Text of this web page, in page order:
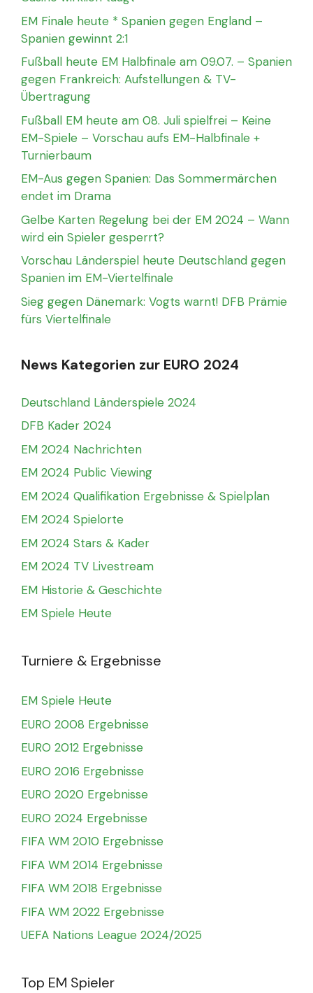
EM Finale heute * Spanien gegen England –
Spanien gewinnt 2:1
Fußball heute EM Halbfinale am 09.07. – Spanien
gegen Frankreich: Aufstellungen & TV-
Übertragung
Fußball EM heute am 08. Juli spielfrei – Keine
EM-Spiele – Vorschau aufs EM-Halbfinale +
Turnierbaum
EM-Aus gegen Spanien: Das Sommermärchen
endet im Drama
Gelbe Karten Regelung bei der EM 2024 – Wann
wird ein Spieler gesperrt?
Vorschau Länderspiel heute Deutschland gegen
Spanien im EM-Viertelfinale
Sieg gegen Dänemark: Vogts warnt! DFB Prämie
fürs Viertelfinale
News Kategorien zur EURO 2024
Deutschland Länderspiele 2024
DFB Kader 2024
EM 2024 Nachrichten
EM 2024 Public Viewing
EM 2024 Qualifikation Ergebnisse & Spielplan
EM 2024 Spielorte
EM 2024 Stars & Kader
EM 2024 TV Livestream
EM Historie & Geschichte
EM Spiele Heute
Turniere & Ergebnisse
EM Spiele Heute
EURO 2008 Ergebnisse
EURO 2012 Ergebnisse
EURO 2016 Ergebnisse
EURO 2020 Ergebnisse
EURO 2024 Ergebnisse
FIFA WM 2010 Ergebnisse
FIFA WM 2014 Ergebnisse
FIFA WM 2018 Ergebnisse
FIFA WM 2022 Ergebnisse
UEFA Nations League 2024/2025
Top EM Spieler